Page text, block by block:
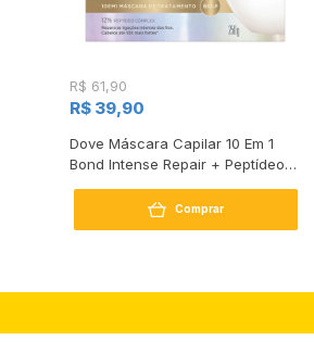
R$ 61,90
R$ 39,90
Dove Máscara Capilar 10 Em 1
Bond Intense Repair + Peptídeo
Comprar